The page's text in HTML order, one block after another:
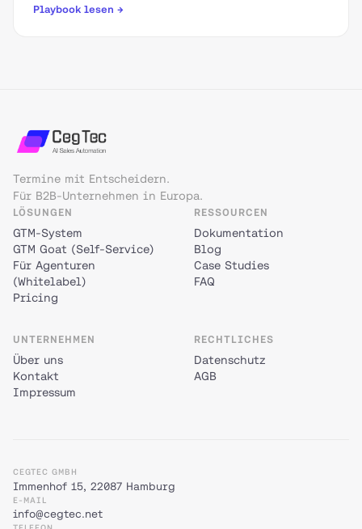
Playbook lesen →
Termine mit Entscheidern.
Für B2B-Unternehmen in Europa.
LÖSUNGEN
GTM-System
GTM Goat (Self-Service)
Für Agenturen
(Whitelabel)
Pricing
RESSOURCEN
Dokumentation
Blog
Case Studies
FAQ
UNTERNEHMEN
Über uns
Kontakt
Impressum
RECHTLICHES
Datenschutz
AGB
CEGTEC GMBH
Immenhof 15, 22087 Hamburg
E-MAIL
info@cegtec.net